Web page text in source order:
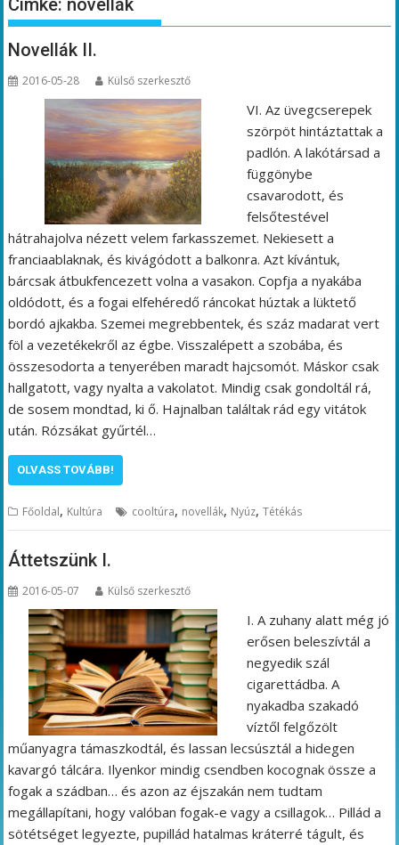
Címke: novellák
Novellák II.
2016-05-28 Külső szerkesztő
VI. Az üvegcserepek
szörpöt hintáztattak a
padlón. A lakótársad a
függönybe
csavarodott, és
felsőtestével
hátrahajolva nézett velem farkasszemet. Nekiesett a
franciaablaknak, és kivágódott a balkonra. Azt kívántuk,
bárcsak átbukfencezett volna a vasakon. Copfja a nyakába
oldódott, és a fogai elfehéredő ráncokat húztak a lüktető
bordó ajkakba. Szemei megrebbentek, és száz madarat vert
föl a vezetékekről az égbe. Visszalépett a szobába, és
összesodorta a tenyerében maradt hajcsomót. Máskor csak
hallgatott, vagy nyalta a vakolatot. Mindig csak gondoltál rá,
de sosem mondtad, ki ő. Hajnalban találtak rád egy vitátok
után. Rózsákat gyűrtél…
OLVASS TOVÁBB!
Főoldal, Kultúra cooltúra, novellák, Nyúz,Tétékás
Áttetszünk I.
2016-05-07 Külső szerkesztő
I. A zuhany alatt még jó
erősen beleszívtál a
negyedik szál
cigarettádba. A
nyakadba szakadó
víztől felgőzölt
műanyagra támaszkodtál, és lassan lecsúsztál a hidegen
kavargó tálcára. Ilyenkor mindig csendben kocognak össze a
fogak a szádban… és azon az éjszakán nem tudtam
megállapítani, hogy valóban fogak-e vagy a csillagok… Pillád a
sötétséget legyezte, pupillád hatalmas kráterré tágult, és